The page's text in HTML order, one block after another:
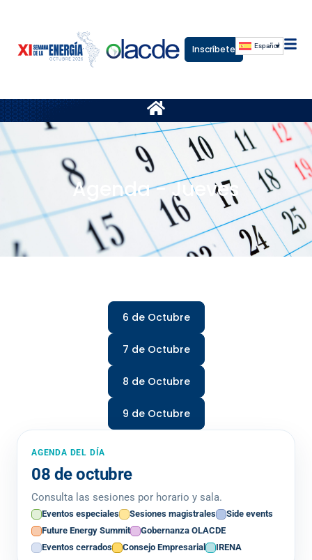
Inscríbete Español
Agenda - Jueves
6 de Octubre
7 de Octubre
8 de Octubre
9 de Octubre
AGENDA DEL DÍA
08 de octubre
Consulta las sesiones por horario y sala.
Eventos especiales Sesiones magistrales
Side events
Future Energy Summit
Gobernanza OLACDE
Eventos cerrados
Consejo Empresarial IRENA